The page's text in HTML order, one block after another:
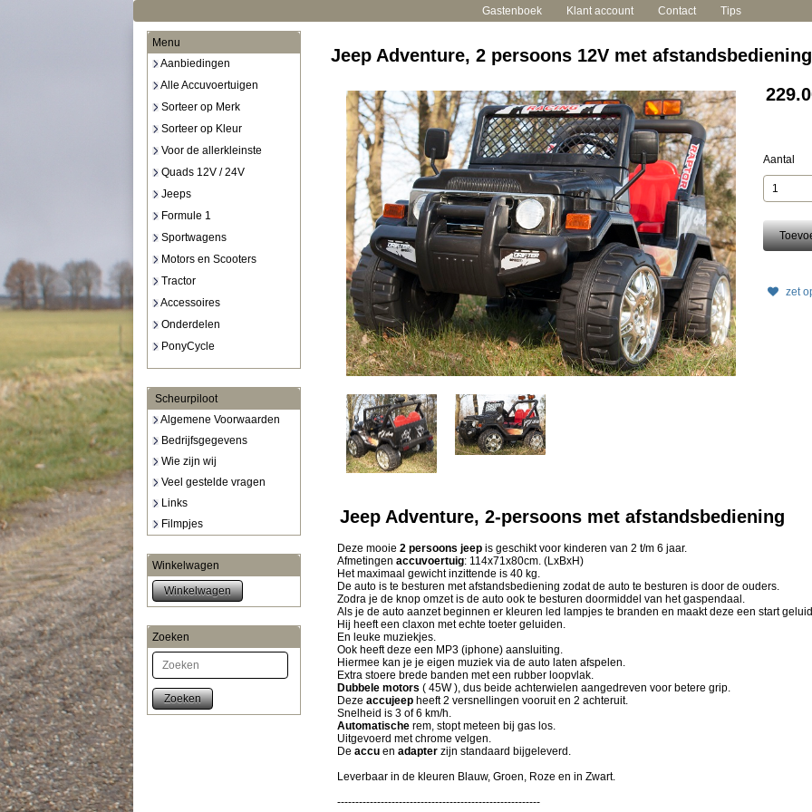
Gastenboek Klant account Contact Tips
Menu
Aanbiedingen
Alle Accuvoertuigen
Sorteer op Merk
Sorteer op Kleur
Voor de allerkleinste
Quads 12V / 24V
Jeeps
Formule 1
Sportwagens
Motors en Scooters
Tractor
Accessoires
Onderdelen
PonyCycle
Scheurpiloot
Algemene Voorwaarden
Bedrijfsgegevens
Wie zijn wij
Veel gestelde vragen
Links
Filmpjes
Winkelwagen
Zoeken
Zoeken
Jeep Adventure, 2 persoons 12V met
Aantal
zet
Jeep Adventure, 2-persoons met afstandsbediening
Deze mooie 2 persoons jeep is geschikt voor kinderen van 2 t/m 6 jaar.
Afmetingen accuvoertuig: 114x71x80cm. (LxBxH)
Het maximaal gewicht inzittende is 40 kg.
De auto is te besturen met afstandsbediening zodat de auto te besturen is door de ouders.
Zodra je de knop omzet is de auto ook te besturen doormiddel van het gaspendaal.
Als je de auto aanzet beginnen er kleuren led lampjes te branden en maakt deze een start
Hij heeft een claxon met echte toeter geluiden.
En leuke muziekjes.
Ook heeft deze een MP3 (iphone) aansluiting.
Hiermee kan je je eigen muziek via de auto laten afspelen.
Extra stoere brede banden met een rubber loopvlak.
Dubbele motors ( 45W ), dus beide achterwielen aangedreven voor betere grip.
Deze accujeep heeft 2 versnellingen vooruit en 2 achteruit.
Snelheid is 3 of 6 km/h.
Automatische rem, stopt meteen bij gas los.
Uitgevoerd met chrome velgen.
De accu en adapter zijn standaard bijgeleverd.
Leverbaar in de kleuren Blauw, Groen, Roze en in Zwart.
--------------------------------------------------------